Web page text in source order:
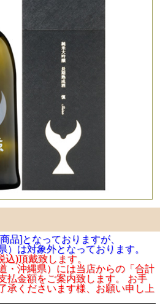
品]となっておりますが、
）は対象外となっております。
)頂戴致します。
・沖縄県）には当店からの「合計
払金額をご案内致します。 お手
承くださいます様、お願い申し上